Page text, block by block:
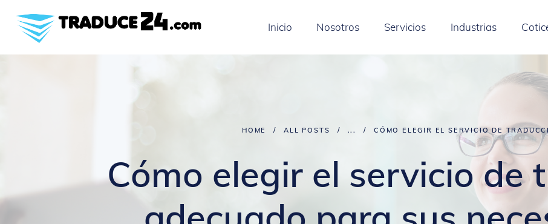
Inicio Nosotros Servicios Industrias
HOME ALL POSTS ... CÓMO ELEGIR EL SERVICIO DE
Cómo elegir el servicio de
Inicio
Nosotros
Contacto